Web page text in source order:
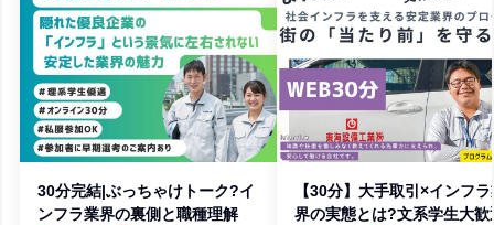
30分完結|ぶっちゃけトーク?イ
ンフラ業界の裏側と職種理解
【30分】大手取引×インフ
界の実態とは?文系学生大歓